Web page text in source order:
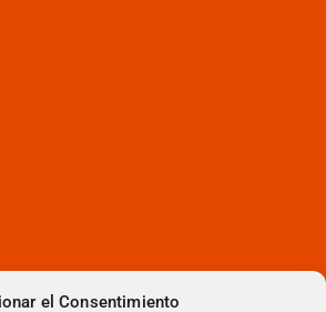
el Consentimiento